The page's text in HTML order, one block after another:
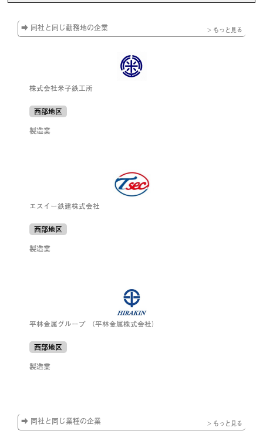
➡ 同社と同じ勤務地の企業 > もっと見る
株式会社米子鉄工所
西部地区
製造業
エスイー鉄建株式会社
西部地区
製造業
平林金属グループ （平林金属株式会社）
西部地区
製造業
➡ 同社と同じ業種の企業 > もっと見る